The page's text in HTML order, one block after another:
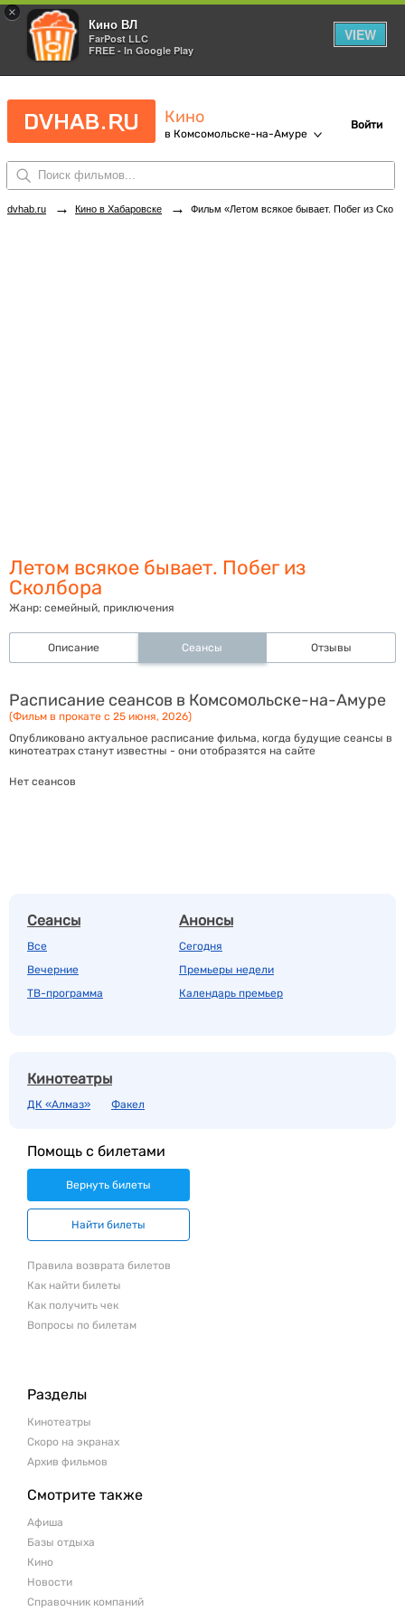
×
Кино ВЛ
FarPost LLC
FREE - In Google Play
VIEW
Кино
в Комсомольске-на-Амуре
Войти
dvhab.ru → Кино в Хабаровске → Фильм «Летом всякое бывает. Побег из Сколбора» в кинотеатрах Комсомольска-на-Амуре. Купить билеты!
Летом всякое бывает. Побег из
Сколбора
Жанр: семейный, приключения
Описание Сеансы Отзывы
Расписание сеансов в Комсомольске-на-Амуре
(Фильм в прокате с 25 июня, 2026)
Опубликовано актуальное расписание фильма, когда будущие сеансы в
кинотеатрах станут известны - они отобразятся на сайте
Нет сеансов
Сеансы
Все
Вечерние
ТВ-программа
Анонсы
Сегодня
Премьеры недели
Календарь премьер
Кинотеатры
ДК «Алмаз» Факел
Помощь с билетами
Вернуть билеты
Найти билеты
Правила возврата билетов
Как найти билеты
Как получить чек
Вопросы по билетам
Разделы
Кинотеатры
Скоро на экранах
Архив фильмов
Смотрите также
Афиша
Базы отдыха
Кино
Новости
Справочник компаний